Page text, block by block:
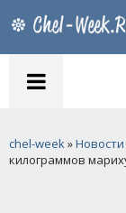
chel-week»Новости
килограммов